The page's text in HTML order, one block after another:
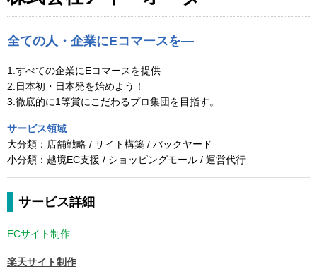
全ての人・企業にEコマースを―
1.すべての企業にEコマースを提供
2.日本初・日本発を始めよう！
3.徹底的に1等賞にこだわるプロ集団を目指す。
サービス領域
大分類： 店舗戦略 / サイト構築 / バックヤード
小分類： 越境EC支援 / ショッピングモール / 運営代行
サービス詳細
ECサイト制作
楽天サイト制作